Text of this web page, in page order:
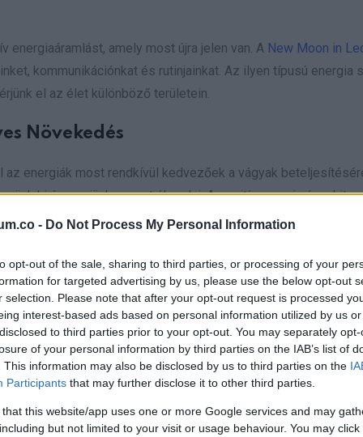
- Do Not Process My Personal Information
opt-out of the sale, sharing to third parties, or processing of your
for targeted advertising by us, please use the below opt-out
selection. Please note that after your opt-out request is processed
interest-based ads based on personal information utilized by us
to third parties prior to your opt-out. You may separately
of your personal information by third parties on the IAB’s list of
This information may also be disclosed by us to third parties on the
Participants that may further disclose it to other third parties.
that this website/app uses one or more Google services and may
but not limited to your visit or usage behaviour. You may
amely most újra jelen van. A New Moon in
kommunikációnkat és rutinjainkat. Az ilyen típusú energia
el az élet különböző területein.
Növekedés
energiák most rendkívül kedvezőek a vágyak
ki és merjünk nagyot álmodni. A pozitív energia és a hit
érzelmekkel megerősíteni. Koncentráljunk arra, amit igazán
A pozitív energia és a hit együttesen segítik a kívánságok
adódik. Használjuk ki a mai nap különleges energiáit